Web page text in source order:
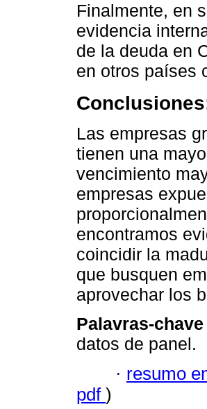
Finalmente, en
evidencia
de la deuda en
en otros países
Las empresas
tienen una
vencimiento
empresas
encontramos
coincidir la
que busquen
aprovechar los
Palavras-chave
datos de panel.
· resumo
pdf )